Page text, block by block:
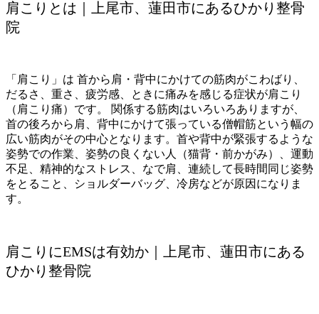
肩こりとは｜上尾市、蓮田市にあるひかり整骨
院
「肩こり」は 首から肩・背中にかけての筋肉がこわばり、
だるさ、重さ、疲労感、ときに痛みを感じる症状が肩こり
（肩こ り痛）です。 関係する筋肉はいろいろありますが、
首の後ろから肩、背中にかけて張っている僧帽筋という幅の
広い筋肉がその中心となります。 首や背中が緊張するような
姿勢での作業、姿勢の良くない人（猫背・前かがみ）、運動
不足、精神的なストレス、なで肩、連続して長時間同じ姿勢
をとること、ショルダーバッグ、冷房などが原因になりま
す。
肩こりにEMSは有効か｜上尾市、蓮田市にある
ひかり整骨院